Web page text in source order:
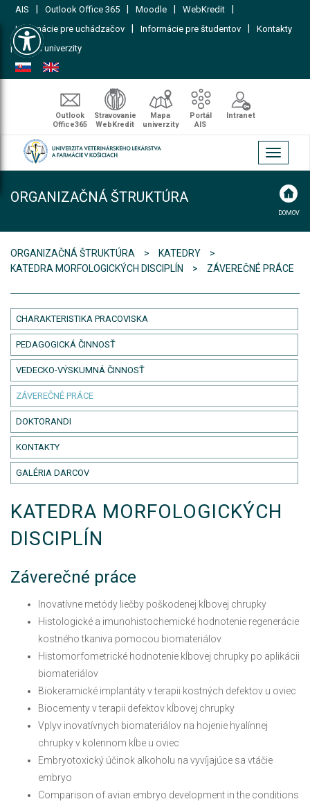
Open toolbar
AIS Outlook Office 365 Moodle WebKredit
Informácie pre uchádzačov Informácie pre študentov Kontakty
| Mapa univerzity
Outlook
Office365
Stravovanie
WebKredit
Mapa
univerzity
Portál
AIS
Intranet
Toggle
ORGANIZAČNÁ ŠTRUKTÚRA
DOMOV
ORGANIZAČNÁ ŠTRUKTÚRA
KATEDRY
KATEDRA MORFOLOGICKÝCH DISCIPLÍN
ZÁVEREČNÉ PRÁCE
CHARAKTERISTIKA PRACOVISKA
PEDAGOGICKÁ ČINNOSŤ
VEDECKO-VÝSKUMNÁ ČINNOSŤ
ZÁVEREČNÉ PRÁCE
DOKTORANDI
KONTAKTY
GALÉRIA DARCOV
KATEDRA MORFOLOGICKÝCH
DISCIPLÍN
Záverečné práce
Inovatívne metódy liečby poškodenej kĺbovej chrupky
Histologické a imunohistochemické hodnotenie regenerácie
kostného tkaniva pomocou biomateriálov
Histomorfometrické hodnotenie kĺbovej chrupky po aplikácii
biomateriálov
Biokeramické implantáty v terapii kostných defektov u oviec
Biocementy v terapii defektov kĺbovej chrupky
Vplyv inovatívnych biomateriálov na hojenie hyalínnej
chrupky v kolennom kĺbe u oviec
Embryotoxický účinok alkoholu na vyvíjajúce sa vtáčie
embryo
Comparison of avian embryo development in the conditions